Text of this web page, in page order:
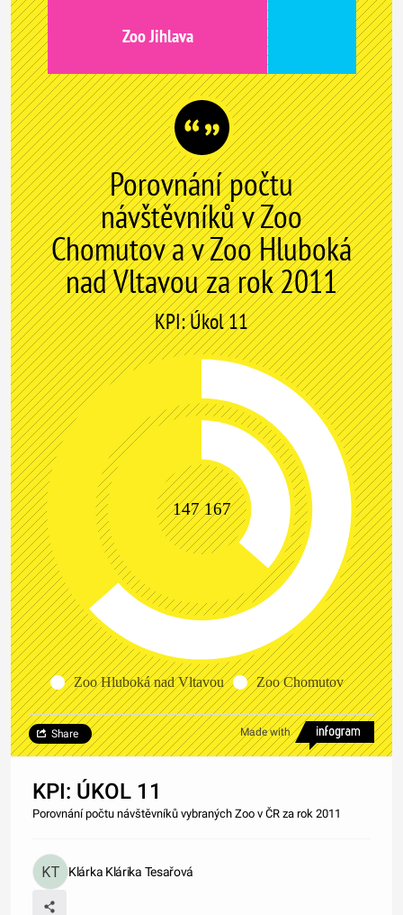
Zoo Jihlava
Porovnání počtu
návštěvníků v Zoo
Chomutov a v Zoo Hluboká
nad Vltavou za rok 2011
KPI: Úkol 11
147 167
Zoo Hluboká nad Vltavou Zoo Chomutov
Made with
Share
KPI: ÚKOL 11
Porovnání počtu návštěvníků vybraných Zoo v ČR za rok 2011
Klárka Klárika Tesařová